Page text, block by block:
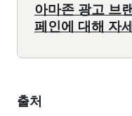
아마존 광고 브
페인에 대해 자
출처